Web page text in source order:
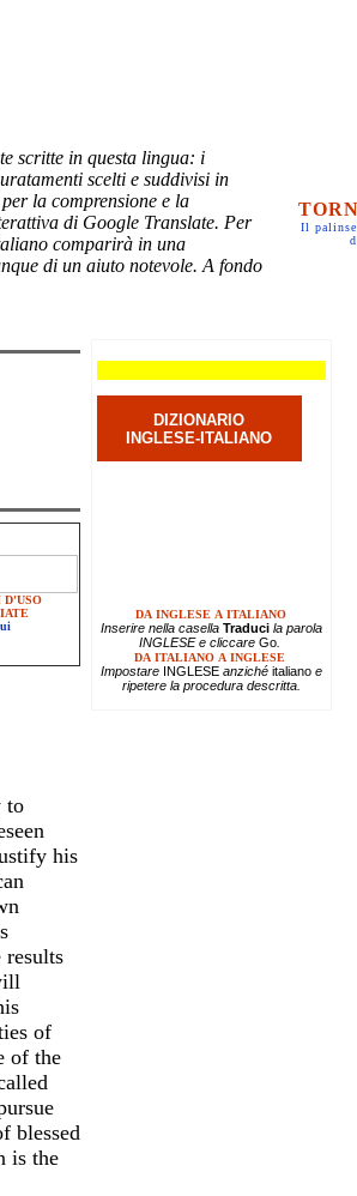
scritte in questa lingua: i
scelti e suddivisi in
la comprensione e la
di Google Translate. Per
comparirà in una
di un aiuto notevole. A fondo
Il
D'USO
to
his
of
of the
blessed
is the
DIZIONARIO
INGLESE-ITALIANO
DA INGLESE A ITALIANO
Inserire nella casella Traducila parola
INGLESE e cliccare Go.
DA ITALIANO A INGLESE
Impostare INGLESEanziché italianoe
ripetere la procedura descritta.